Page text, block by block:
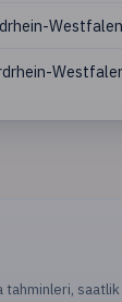
Westfalen
tahminleri,